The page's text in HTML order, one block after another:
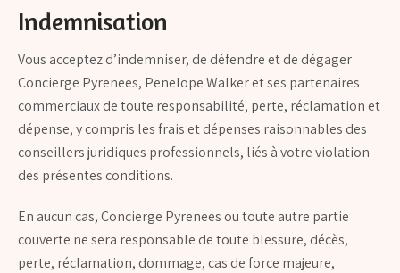
Indemnisation
Vous acceptez d’indemniser, de défendre et de dégager
Concierge Pyrenees, Penelope Walker et ses partenaires
commerciaux de toute responsabilité, perte, réclamation et
dépense, y compris les frais et dépenses raisonnables des
conseillers juridiques professionnels, liés à votre violation
des présentes conditions.
En aucun cas, Concierge Pyrenees ou toute autre partie
couverte ne sera responsable de toute blessure, décès,
perte, réclamation, dommage, cas de force majeure,